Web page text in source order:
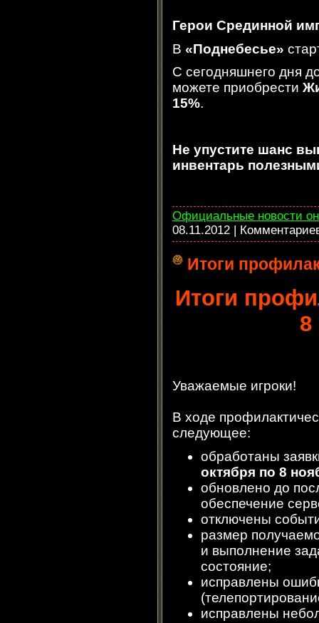
Герои Срединной
В «Поднебесье»
С сегодняшнего дня
можете приобрести
15%.
Не упустите шанс
инвентарь
Официальные новости
08.11.2012 |
Итоги
Итоги
8
Уважаемые игроки!
В ходе
следующее:
обработаны
октября по 8
обновлено до
обеспечение
отключены
размер
и выполнение
состояние;
исправлены
исправлены